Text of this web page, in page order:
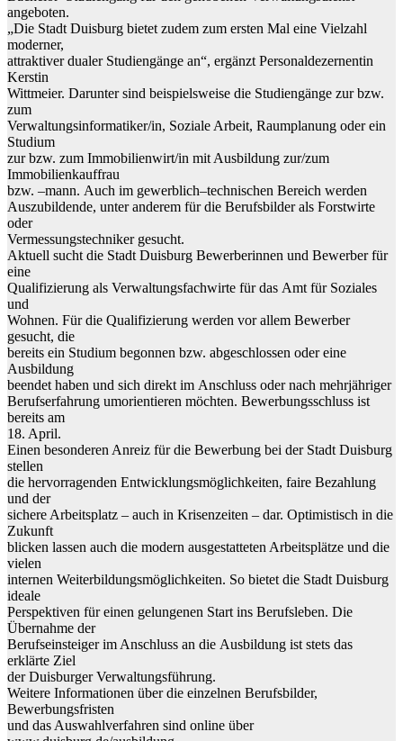
angeboten.
„Die Stadt Duisburg bietet zudem zum ersten Mal eine Vielzahl
moderner,
attraktiver dualer Studiengänge an“, ergänzt Personaldezernentin
Kerstin
Wittmeier. Darunter sind beispielsweise die Studiengänge zur bzw.
zum
Verwaltungsinformatiker/in, Soziale Arbeit, Raumplanung oder ein
Studium
zur bzw. zum Immobilienwirt/in mit Ausbildung zur/zum
Immobilienkauffrau
bzw. –mann. Auch im gewerblich–technischen Bereich werden
Auszubildende, unter anderem für die Berufsbilder als Forstwirte
oder
Vermessungstechniker gesucht.
Aktuell sucht die Stadt Duisburg Bewerberinnen und Bewerber für
eine
Qualifizierung als Verwaltungsfachwirte für das Amt für Soziales
und
Wohnen. Für die Qualifizierung werden vor allem Bewerber
gesucht, die
bereits ein Studium begonnen bzw. abgeschlossen oder eine
Ausbildung
beendet haben und sich direkt im Anschluss oder nach mehrjähriger
Berufserfahrung umorientieren möchten. Bewerbungsschluss ist
bereits am
18. April.
Einen besonderen Anreiz für die Bewerbung bei der Stadt Duisburg
stellen
die hervorragenden Entwicklungsmöglichkeiten, faire Bezahlung
und der
sichere Arbeitsplatz – auch in Krisenzeiten – dar. Optimistisch in die
Zukunft
blicken lassen auch die modern ausgestatteten Arbeitsplätze und die
vielen
internen Weiterbildungsmöglichkeiten. So bietet die Stadt Duisburg
ideale
Perspektiven für einen gelungenen Start ins Berufsleben. Die
Übernahme der
Berufseinsteiger im Anschluss an die Ausbildung ist stets das
erklärte Ziel
der Duisburger Verwaltungsführung.
Weitere Informationen über die einzelnen Berufsbilder,
Bewerbungsfristen
und das Auswahlverfahren sind online über